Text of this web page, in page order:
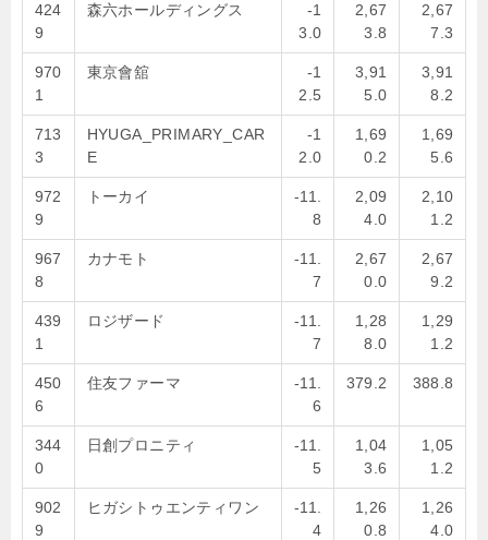
424
9
森六ホールディングス
-1
3.0
2,67
3.8
2,67
7.3
970
1
東京會舘
-1
2.5
3,91
5.0
3,91
8.2
713
3
HYUGA_PRIMARY_CAR
E
-1
2.0
1,69
0.2
1,69
5.6
972
9
トーカイ
-11.
8
2,09
4.0
2,10
1.2
967
8
カナモト
-11.
7
2,67
0.0
2,67
9.2
439
1
ロジザード
-11.
7
1,28
8.0
1,29
1.2
450
6
住友ファーマ
-11.
6
379.2 388.8
344
0
日創プロニティ
-11.
5
1,04
3.6
1,05
1.2
902
9
ヒガシトゥエンティワン
-11.
4
1,26
0.8
1,26
4.0